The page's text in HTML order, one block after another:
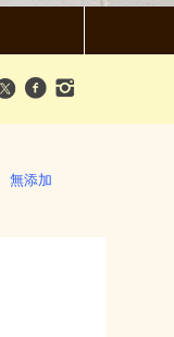
無添加